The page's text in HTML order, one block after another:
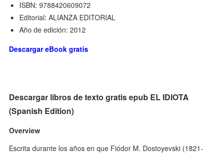
ISBN: 9788420609072
Editorial: ALIANZA EDITORIAL
Año de edición: 2012
Descargar eBook gratis
Descargar libros de texto gratis epub EL IDIOTA
(Spanish Edition)
Overview
Escrita durante los años en que Fiódor M. Dostoyevski (1821-